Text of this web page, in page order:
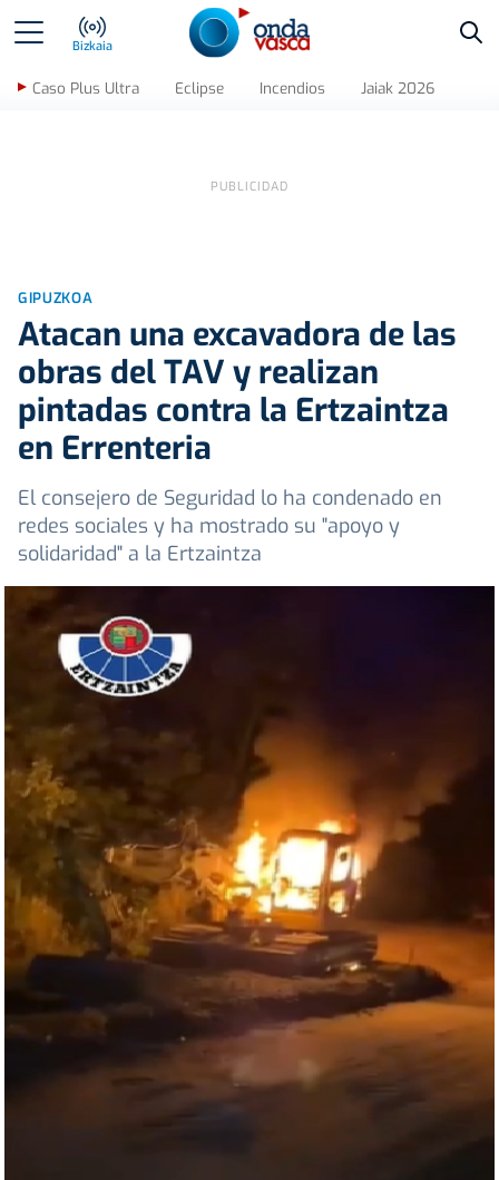
Bizkaia
Caso Plus Ultra Eclipse Incendios Jaiak 2026
GIPUZKOA
Atacan una excavadora de las
obras del TAV y realizan
pintadas contra la Ertzaintza
en Errenteria
El consejero de Seguridad lo ha condenado en
redes sociales y ha mostrado su "apoyo y
solidaridad" a la Ertzaintza